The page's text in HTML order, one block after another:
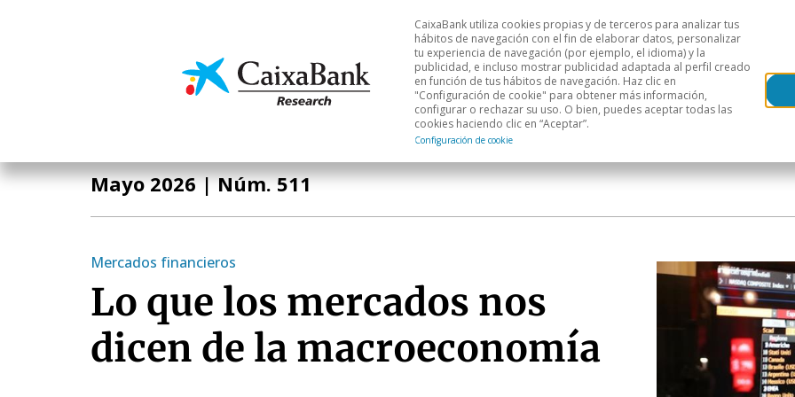
Economía y mercados Análisis sectorial Áreas geográficas
CaixaBank utiliza cookies propias y de terceros para analizar tus
hábitos de navegación con el fin de elaborar datos, personalizar
tu experiencia de navegación (por ejemplo, el idioma) y la
publicidad, e incluso mostrar publicidad adaptada al perfil creado
en función de tus hábitos de navegación. Haz clic en
"Configuración de cookie" para obtener más información,
configurar o rechazar su uso. O bien, puedes aceptar todas las
cookies haciendo clic en “Aceptar”.
Configuración de cookie
Mayo 2026| Núm. 511
Mercados financieros
Lo que los mercados nos
dicen de la macroeconomía